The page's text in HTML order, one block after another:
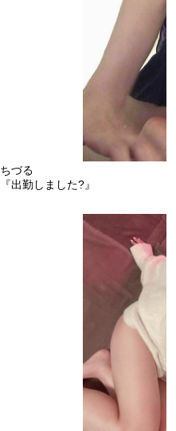
ちづる
『出勤しました?』